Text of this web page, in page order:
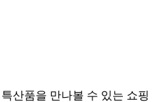
산품을 만나볼 수 있는 쇼핑